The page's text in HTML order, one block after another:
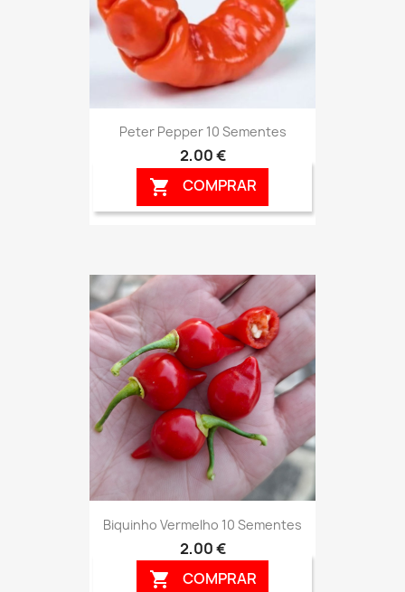
Peter Pepper 10 Sementes
2,00 €
 COMPRAR
Biquinho Vermelho 10 Sementes
2,00 €
 COMPRAR